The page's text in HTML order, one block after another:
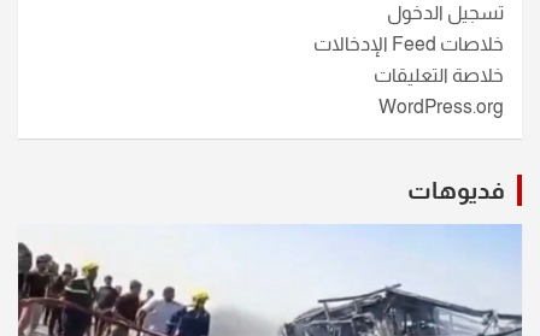
تسجيل الدخول
خلاصات Feed الإدخالات
خلاصة التعليقات
WordPress.org
فديوهات